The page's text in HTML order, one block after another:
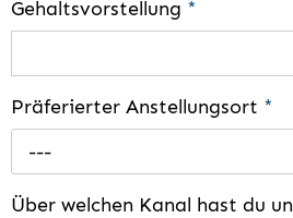
Gehaltsvorstellung *
Präferierter Anstellungsort *
---
Über welchen Kanal hast du